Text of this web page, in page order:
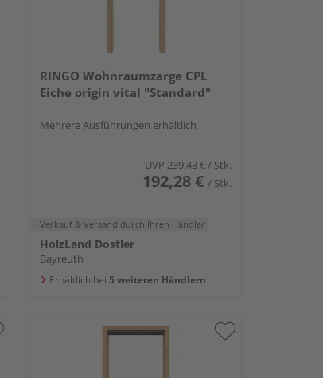
RINGO Wohnraumzarge CPL
Eiche origin vital "Standard"
Mehrere Ausführungen erhältlich
UVP 239,43 €/ Stk.
192,28 € / Stk.
Verkauf & Versand durch Ihren Händler
HolzLand Dostler
Bayreuth
Erhältlich bei 5 weiteren Händlern